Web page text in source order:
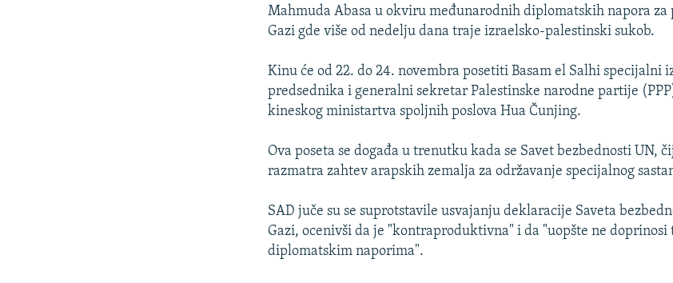
Mahmuda Abasa u okviru međunarodnih diplomatskih napora
Gazi gde više od nedelju dana traje izraelsko-palestinski sukob.
Kinu će od 22. do 24. novembra posetiti Basam el Salhi specijalni
predsednika i generalni sekretar Palestinske narodne partije
kineskog ministartva spoljnih poslova Hua Čunjing.
Ova poseta se događa u trenutku kada se Savet bezbednosti UN,
razmatra zahtev arapskih zemalja za održavanje specijalnog
SAD juče su se suprotstavile usvajanju deklaracije Saveta
Gazi, ocenivši da je "kontraproduktivna" i da "uopšte ne doprinosi
diplomatskim naporima".